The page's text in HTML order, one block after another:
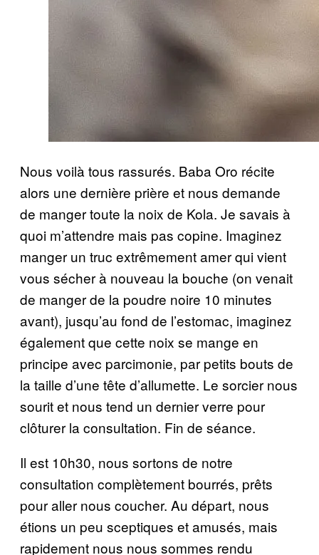
Nous voilà tous rassurés. Baba Oro récite
alors une dernière prière et nous demande
de manger toute la noix de Kola. Je savais à
quoi m’attendre mais pas copine. Imaginez
manger un truc extrêmement amer qui vient
vous sécher à nouveau la bouche (on venait
de manger de la poudre noire 10 minutes
avant), jusqu’au fond de l’estomac, imaginez
également que cette noix se mange en
principe avec parcimonie, par petits bouts de
la taille d’une tête d’allumette. Le sorcier nous
sourit et nous tend un dernier verre pour
clôturer la consultation. Fin de séance.
Il est 10h30, nous sortons de notre
consultation complètement bourrés, prêts
pour aller nous coucher. Au départ, nous
étions un peu sceptiques et amusés, mais
rapidement nous nous sommes rendu